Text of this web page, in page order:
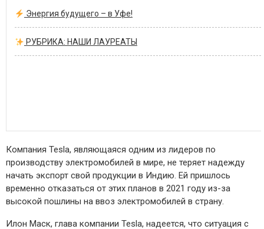
Энергия будущего – в Уфе!
РУБРИКА: НАШИ ЛАУРЕАТЫ
Компания Tesla, являющаяся одним из лидеров по
производству электромобилей в мире, не теряет надежду
начать экспорт свой продукции в Индию. Ей пришлось
временно отказаться от этих планов в 2021 году из-за
высокой пошлины на ввоз электромобилей в страну.
Илон Маск, глава компании Tesla, надеется, что ситуация с